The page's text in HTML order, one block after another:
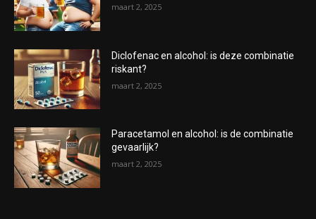
maart 2, 2025
Diclofenac en alcohol: is deze combinatie
riskant?
maart 2, 2025
Paracetamol en alcohol: is de combinatie
gevaarlijk?
maart 2, 2025